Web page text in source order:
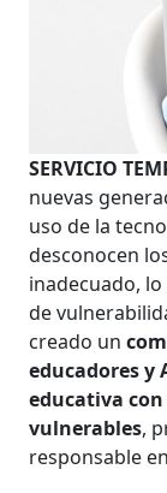
SERVICIO
nuevas
uso de la
desconocen
inadecuado,
de
creado un
educadores y
educativa
vulnerables,
responsable